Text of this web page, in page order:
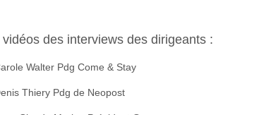
vidéos des interviews des dirigeants :
Walter Pdg Come & Stay
Thiery Pdg de Neopost